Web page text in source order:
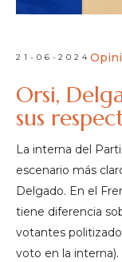
21-06-2024
Orsi,
sus
La interna del
escenario más
Delgado. En el
tiene diferencia
votantes
voto en la interna).